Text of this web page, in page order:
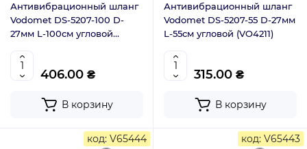
Антивибрационный шланг
Vodomet DS-5207-100 D-
27мм L-100см угловой
406.00 ₴
В корзину
Антивибрационный шланг
Vodomet DS-5207-55 D-27мм
L-55см угловой (VO4211)
315.00 ₴
В корзину
код: V65444 код: V65443